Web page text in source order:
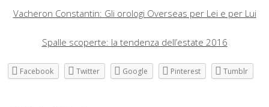
Vacheron Constantin: Gli orologi Overseas per Lei e per Lui
Spalle scoperte: la tendenza dell’estate 2016
Facebook Twitter Google Pinterest Tumblr